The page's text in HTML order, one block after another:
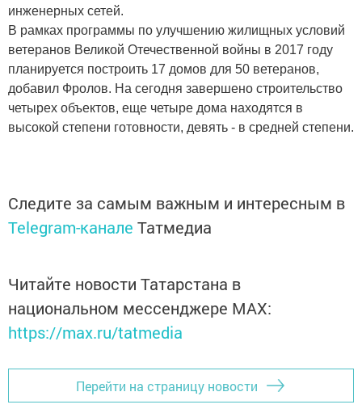
инженерных сетей.
В рамках программы по улучшению жилищных условий
ветеранов Великой Отечественной войны в 2017 году
планируется построить 17 домов для 50 ветеранов,
добавил Фролов. На сегодня завершено строительство
четырех объектов, еще четыре дома находятся в
высокой степени готовности, девять - в средней степени.
Следите за самым важным и интересным в
Telegram-канале Татмедиа
Читайте новости Татарстана в
национальном мессенджере MАХ:
https://max.ru/tatmedia
Перейти на страницу новости